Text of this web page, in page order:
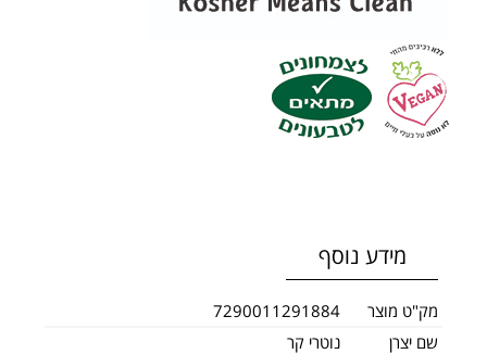
מידע נוסף
מק"ט מוצר
7290011291884
שם יצרן
נוטרי קר